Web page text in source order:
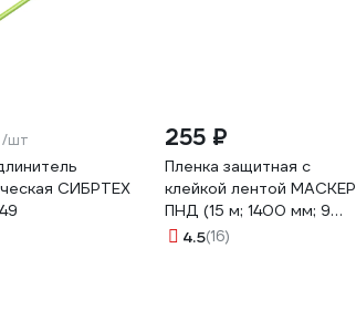
/шт
СИБРТЕХ
255 ₽
Пленка защитная с
клейкой лентой МАСКЕР
ПНД (15 м; 1400 мм; 9
мкм) STAYER 12255-140-
4.5(16)